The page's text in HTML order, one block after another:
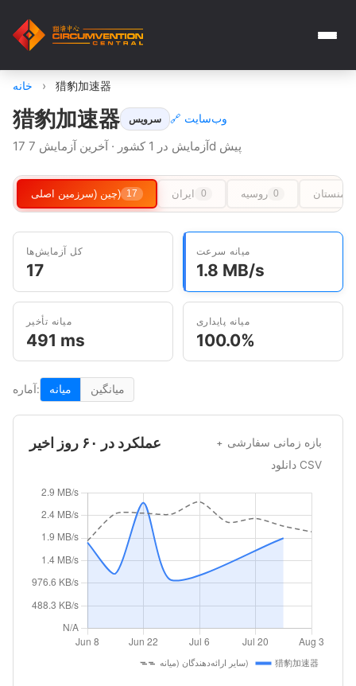
خانه › 猎豹加速器
猎豹加速器 سرویس 🔗 وب‌سایت
17 آزمایش در 1 کشور · آخرین آزمایش 7d پیش
چین (سرزمین اصلی) 17 ایران 0 روسیه 0
کل آزمایش‌ها
17
میانه سرعت
1.8 MB/s
میانه تأخیر
491 ms
میانه پایداری
100.0%
آماره: میانه میانگین
عملکرد در ۶۰ روز اخیر
بازه زمانی سفارشی
دانلود CSV